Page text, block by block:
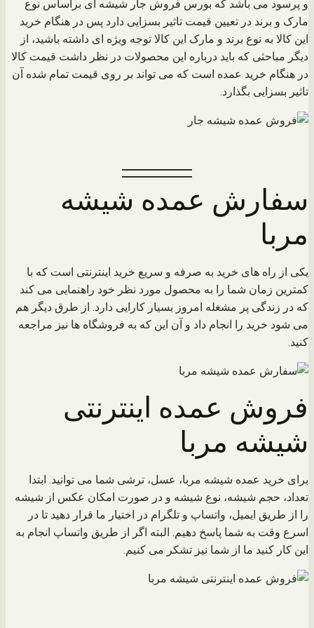
و پرسود می باشد که بورس فروش جار شیشه ای براساس نوع
مارک و برند در تعیین قیمت تاثیر بسزایی دارد پس در هنگام خرید
این کالا به نوع برند و مارک این کالا توجه ویژه ای داشته باشید، از
دیگر مباحثی که باید درباره این محصولات در نظر داشت قیمت کالا
در هنگام خرید عمده است که می تواند بر روی قیمت تمام شده آن
تاثیر بسزایی بگذارد.
سفارش عمده شیشه
مربا
یکی از راه های خرید به صرفه و سریع خرید اینترنتی است که با
کمترین زمان شما را به محصول مورد نظر خود راهنمایی می کند
که در زندگی پر مشغله امروز بسیار کارایی دارد. از طرق دیگر هم
می شود خرید را انجام داد و آن این که به فروشگاه ها نیز مراجعه
کنید.
فروش عمده اینترنتی
شیشه مربا
برای خرید عمده شیشه مربا، عسل، ترشی شما می توانید. ابتدا
تعداد، حجم شیشه، نوع شیشه و در صورت امکان عکس از شیشه
را از طریق ایمیل، واتساپ و تلگرام در اختیار ما قرار دهید تا در
اسرع وقت به شما پاسخ دهیم. البته اگر از طریق واتساپ انجام به
این کار کنید ما از شما نیز تشکر می کنیم.